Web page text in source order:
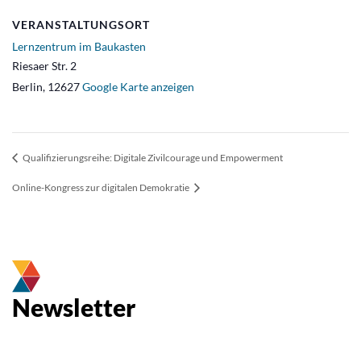
VERANSTALTUNGSORT
Lernzentrum im Baukasten
Riesaer Str. 2
Berlin, 12627Google Karte anzeigen
Qualifizierungsreihe: Digitale Zivilcourage und Empowerment
Online-Kongress zur digitalen Demokratie
Newsletter